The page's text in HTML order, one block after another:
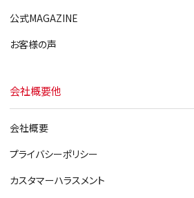
公式MAGAZINE
お客様の声
会社概要他
会社概要
プライバシーポリシー
カスタマーハラスメント